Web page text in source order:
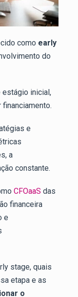
como early
do
estágio inicial,
e
a
constante.
CFOaaS das
financeira
e
stage, quais
etapa e as
o